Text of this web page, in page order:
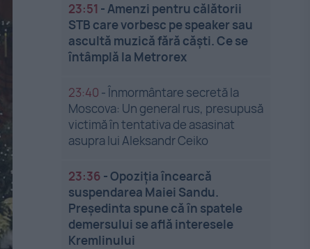
23:51 -Amenzi pentru călătorii
STB care vorbesc pe speaker sau
ascultă muzică fără căști. Ce se
întâmplă la Metrorex
23:40 -Înmormântare secretă la
Moscova: Un general rus, presupusă
victimă în tentativa de asasinat
asupra lui Aleksandr Ceiko
23:36 -Opoziția încearcă
suspendarea Maiei Sandu.
Președinta spune că în spatele
demersului se află interesele
Kremlinului